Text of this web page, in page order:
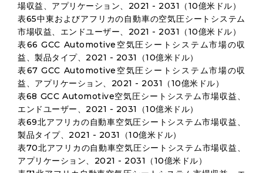
場収益、アプリケーション、2021 - 2031（10億米ドル）
表65中東およびアフリカの自動車の空気圧シートシステム
市場収益、エンドユーザー、2021 - 2031（10億米ドル）
表66 GCC Automotive空気圧シートシステム市場の収
益、製品タイプ、2021 - 2031（10億米ドル）
表67 GCC Automotive空気圧シートシステム市場の収
益、アプリケーション、2021 - 2031（10億米ドル）
表68 GCC Automotive空気圧シートシステム市場収益、
エンドユーザー、2021 - 2031（10億米ドル）
表69北アフリカの自動車空気圧シートシステム市場収益、
製品タイプ、2021 - 2031（10億米ドル）
表70北アフリカの自動車空気圧シートシステム市場収益、
アプリケーション、2021 - 2031（10億米ドル）